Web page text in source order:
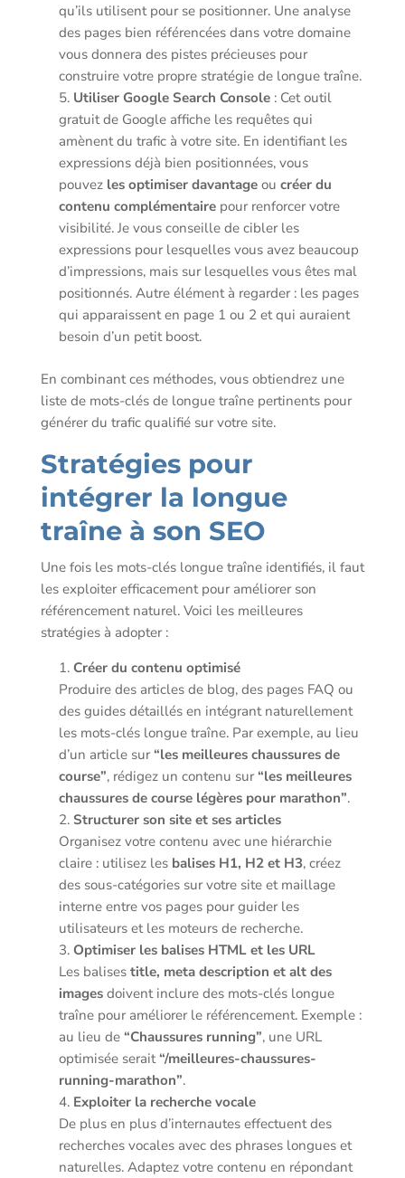
qu’ils utilisent pour se positionner. Une analyse
des pages bien référencées dans votre domaine
vous donnera des pistes précieuses pour
construire votre propre stratégie de longue traîne.
Utiliser Google Search Console: Cet outil
gratuit de Google affiche les requêtes qui
amènent du trafic à votre site. En identifiant les
expressions déjà bien positionnées, vous
pouvez les optimiser davantageou créer du
contenu complémentairepour renforcer votre
visibilité. Je vous conseille de cibler les
expressions pour lesquelles vous avez beaucoup
d’impressions, mais sur lesquelles vous êtes mal
positionnés. Autre élément à regarder : les pages
qui apparaissent en page 1 ou 2 et qui auraient
besoin d’un petit boost.
En combinant ces méthodes, vous obtiendrez une
liste de mots-clés de longue traîne pertinents pour
générer du trafic qualifié sur votre site.
Stratégies pour
intégrer la longue
traîne à son SEO
Une fois les mots-clés longue traîne identifiés, il faut
les exploiter efficacement pour améliorer son
référencement naturel. Voici les meilleures
stratégies à adopter :
Créer du contenu optimisé
Produire des articles de blog, des pages FAQ ou
des guides détaillés en intégrant naturellement
les mots-clés longue traîne. Par exemple, au lieu
d’un article sur “les meilleures chaussures de
course”, rédigez un contenu sur “les meilleures
chaussures de course légères pour marathon”.
Structurer son site et ses articles
Organisez votre contenu avec une hiérarchie
claire : utilisez les balises H1, H2 et H3, créez
des sous-catégories sur votre site et maillage
interne entre vos pages pour guider les
utilisateurs et les moteurs de recherche.
Optimiser les balises HTML et les URL
Les balises title, meta description et alt des
imagesdoivent inclure des mots-clés longue
traîne pour améliorer le référencement. Exemple :
au lieu de “Chaussures running”, une URL
optimisée serait“/meilleures-chaussures-
running-marathon”.
Exploiter la recherche vocale
De plus en plus d’internautes effectuent des
recherches vocales avec des phrases longues et
naturelles. Adaptez votre contenu en répondant